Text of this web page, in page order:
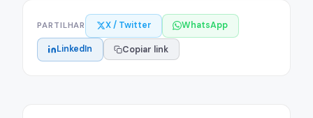
PARTILHAR X / Twitter WhatsApp
LinkedIn Copiar link